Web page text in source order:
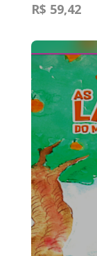
R$ 59,42